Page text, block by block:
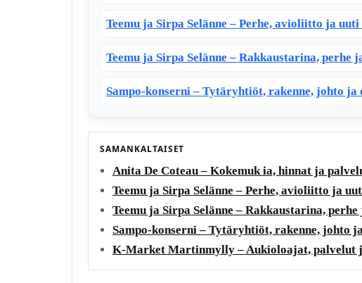
Teemu ja Sirpa Selänne – Perhe, avioliitto ja uuti
Teemu ja Sirpa Selänne – Rakkaustarina, perhe
Sampo-konserni – Tytäryhtiöt, rakenne, johto ja
SAMANKALTAISET
Anita De Coteau – Kokemuk ia, hinnat ja
Teemu ja Sirpa Selänne – Perhe, avioliitto ja
Teemu ja Sirpa Selänne – Rakkaustarina,
Sampo-konserni – Tytäryhtiöt, rakenne, johto
K‑Market Martinmylly – Aukioloajat, palvelut